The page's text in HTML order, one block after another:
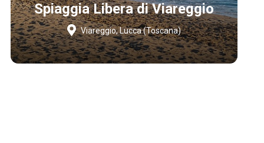
Spiaggia Libera di Viareggio
Viareggio, Lucca (Toscana)